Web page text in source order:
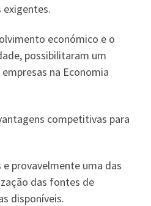
exigentes.
económico e o
possibilitaram um
na Economia
competitivas para
provavelmente uma das
das fontes de
disponíveis.